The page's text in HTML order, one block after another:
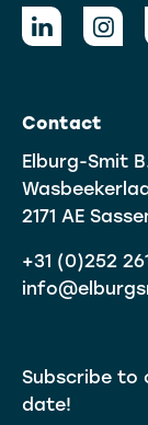
Contact
Elburg-Smit
2171 AE
+31 (0)252
Subscribe to
date!